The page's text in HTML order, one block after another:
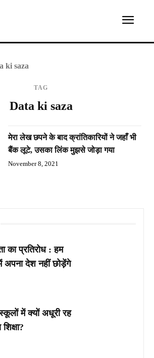
ki saza
TAG
Data ki saza
मेरा लेख छपने के बाद क्रांतिकारियों ने जहाँ भी
बैंक लूटे, उसका लिंक मुझसे जोड़ा गया
November 8, 2021
का प्रतिरोध : हम
अपना देश नहीं छोड़ेंगे
स्कूलों में क्यों अधूरी रह